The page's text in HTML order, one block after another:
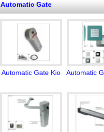
Automatic Gate
Automatic Gate Kio Automatic